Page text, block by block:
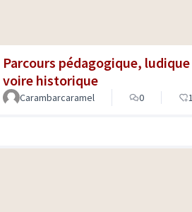
Parcours pédagogique, ludique
voire historique
Carambarcaramel 0 1